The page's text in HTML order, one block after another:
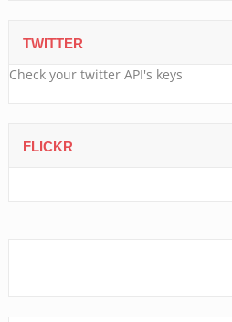
TWITTER
Check your twitter API's keys
FLICKR